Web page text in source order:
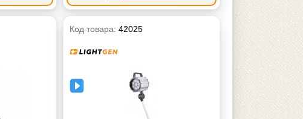
Код товара: 42025